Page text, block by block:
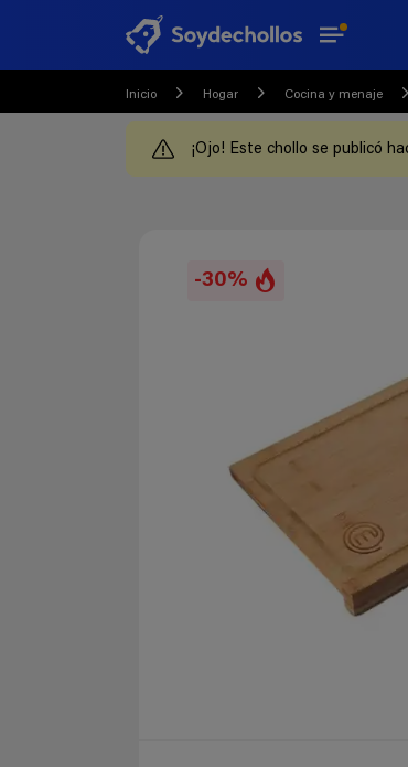
Inicio Hogar Cocina y menaje
¡Ojo! Este chollo se publicó
-30%